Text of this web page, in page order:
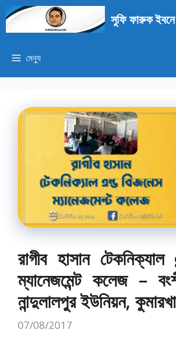
এড়িেয়
লেখায়
যান
সুফি ফারুক
মেন্যু
রাগীব হাসান
ম্যানেজমেন্ট কলেজ –
নান্দুলালপুর ইউনিয়ন,
07/08/2017